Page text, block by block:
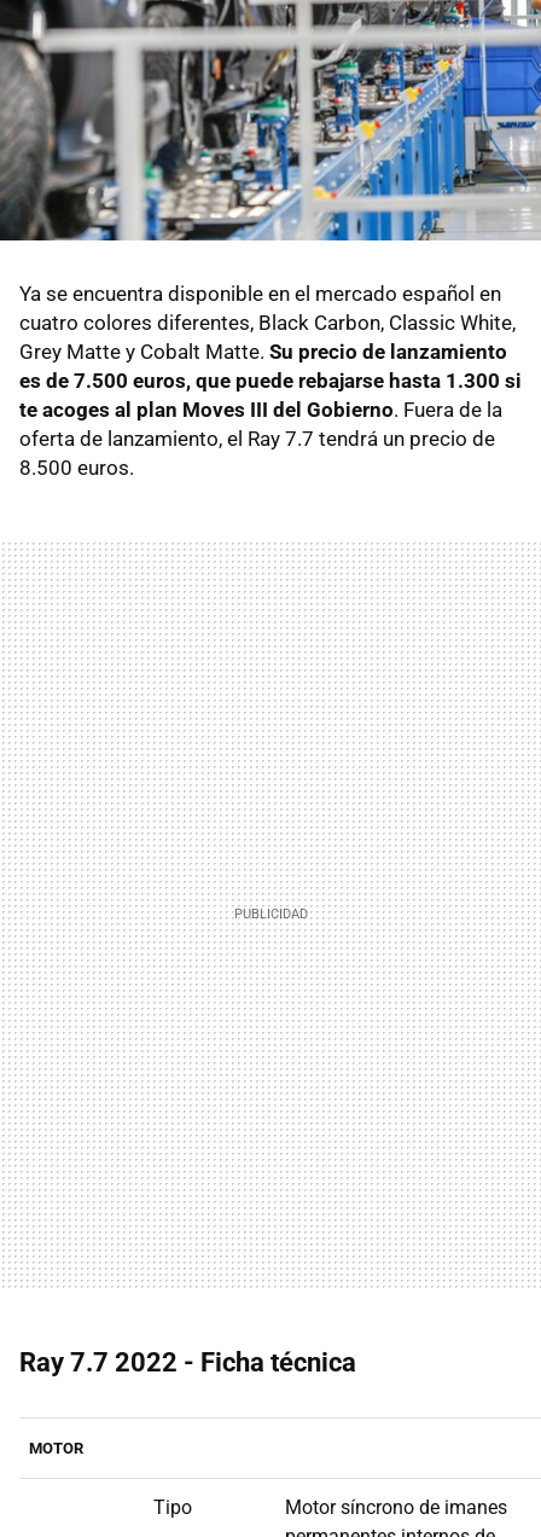
Ya se encuentra disponible en el mercado español en
cuatro colores diferentes, Black Carbon, Classic White,
Grey Matte y Cobalt Matte. Su precio de lanzamiento
es de 7.500 euros, que puede rebajarse hasta 1.300 si
te acoges al plan Moves III del Gobierno. Fuera de la
oferta de lanzamiento, el Ray 7.7 tendrá un precio de
8.500 euros.
Ray 7.7 2022 - Ficha técnica
MOTOR
Tipo
Motor síncrono de imanes